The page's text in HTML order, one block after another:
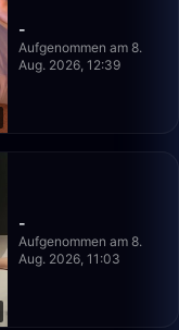
-
Aufgenommen am 8.
Aug. 2026, 12:39
-
Aufgenommen am 8.
Aug. 2026, 11:03